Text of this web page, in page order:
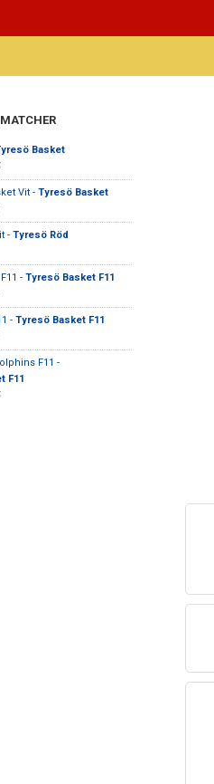
Basket
Vit - Tyresö Basket
- Tyresö Röd
- Tyresö Basket F11
- Tyresö Basket F11
F11 -
F11